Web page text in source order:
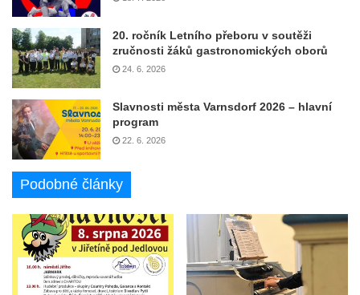
20. ročník Letního přeboru v soutěži
zručnosti žáků gastronomických oborů
24. 6. 2026
Slavnosti města Varnsdorf 2026 – hlavní
program
22. 6. 2026
Podobné články